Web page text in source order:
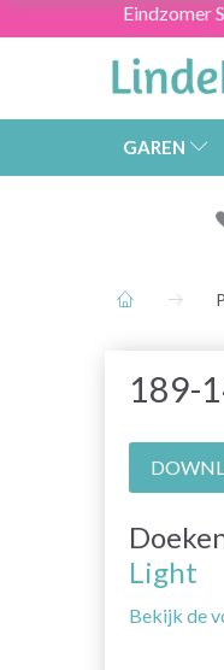
Eindzomer
GAREN
189-
Light
Bekijk de